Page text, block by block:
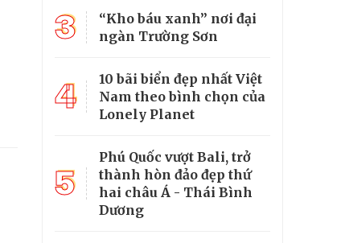
3
“Kho báu xanh” nơi đại
ngàn Trường Sơn
4
10 bãi biển đẹp nhất Việt
Nam theo bình chọn của
Lonely Planet
5
Phú Quốc vượt Bali, trở
thành hòn đảo đẹp thứ
hai châu Á - Thái Bình
Dương